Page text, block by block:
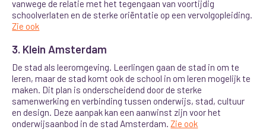
vanwege de relatie met het tegengaan van voortijdig
schoolverlaten en de sterke oriëntatie op een vervolgopleiding.
Zie ook
3. Klein Amsterdam
De stad als leeromgeving. Leerlingen gaan de stad in om te
leren, maar de stad komt ook de school in om leren mogelijk te
maken. Dit plan is onderscheidend door de sterke
samenwerking en verbinding tussen onderwijs, stad, cultuur
en design. Deze aanpak kan een aanwinst zijn voor het
onderwijsaanbod in de stad Amsterdam.Zie ook